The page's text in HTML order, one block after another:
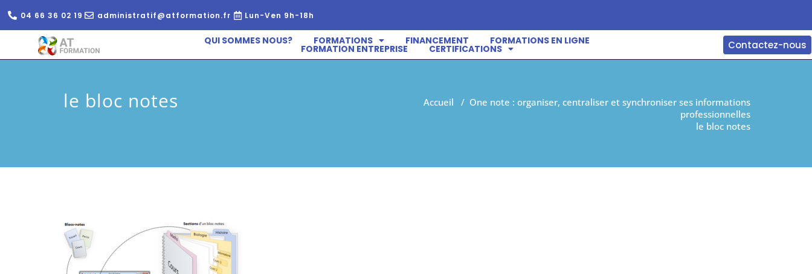
04 66 36 02 19 administratif@atformation.fr Lun-Ven 9h-18h
QUI SOMMES NOUS? FORMATIONS FINANCEMENT FORMATIONS EN LIGNE
FORMATION ENTREPRISE CERTIFICATIONS Contactez-nous
le bloc notes Accueil / One note : organiser, centraliser et synchroniser ses informations
professionnelles
le bloc notes